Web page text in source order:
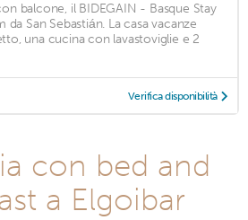
balcone, il BIDEGAIN - Basque Stay
da San Sebastián. La casa vacanze
una cucina con lavastoviglie e 2
Verifica disponibilità
con bed and
a Elgoibar